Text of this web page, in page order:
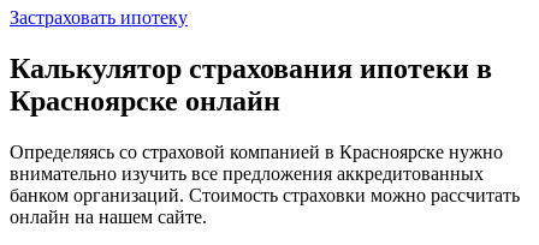
Застраховать ипотеку
Калькулятор страхования ипотеки в
Красноярске онлайн
Определяясь со страховой компанией в Красноярске нужно
внимательно изучить все предложения аккредитованных
банком организаций. Стоимость страховки можно рассчитать
онлайн на нашем сайте.